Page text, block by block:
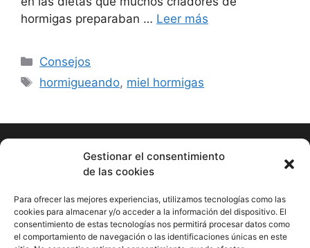
Gestionar el consentimiento
de las cookies
Para ofrecer las mejores experiencias, utilizamos tecnologías como las
cookies para almacenar y/o acceder a la información del dispositivo. El
consentimiento de estas tecnologías nos permitirá procesar datos como
el comportamiento de navegación o las identificaciones únicas en este
hormigas preparaban … Leer más
Consejos
hormigueando, miel hormigas
Hormigueando © Copyright 2023. Diseño web realizado por
656 582 507
info@hormigueando.com
Tres Cantos (Madrid)